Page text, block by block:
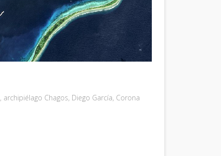
, archipiélago Chagos, Diego García, Corona